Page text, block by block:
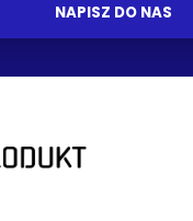
NAPISZ DO NAS